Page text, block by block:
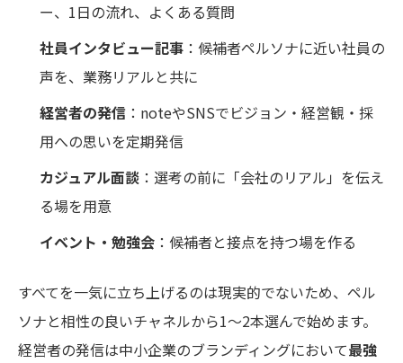
ー、1日の流れ、よくある質問
社員インタビュー記事 ：候補者ペルソナに近い社員の
声を、業務リアルと共に
経営者の発信 ：noteやSNSでビジョン・経営観・採
用への思いを定期発信
カジュアル面談 ：選考の前に「会社のリアル」を伝え
る場を用意
イベント・勉強会 ：候補者と接点を持つ場を作る
すべてを一気に立ち上げるのは現実的でないため、ペル
ソナと相性の良いチャネルから1〜2本選んで始めます。
経営者の発信は中小企業のブランディングにおいて最強